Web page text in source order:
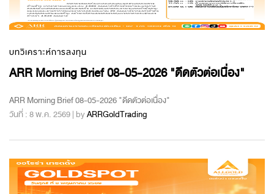
บทวิเคราะห์การลงทุน
ARR Morning Brief 08-05-2026 "ดีดตัวต่อเนื่อง"
ARR Morning Brief 08-05-2026 "ดีดตัวต่อเนื่อง"
วันที่ : 8 พ.ค. 2569 | byARRGoldTrading